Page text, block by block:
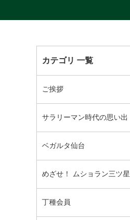
カテゴリ 一覧
ご挨拶
サラリーマン時代の思い出
ベガルタ仙台
めざせ！ ムショラン三ツ星
丁種会員